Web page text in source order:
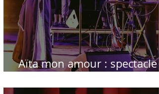
Aïta mon amour : spectacle